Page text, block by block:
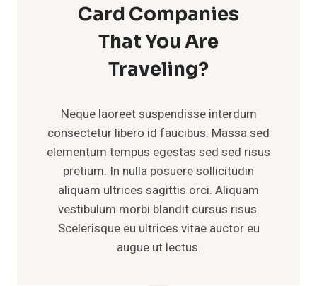
Card Companies
That You Are
Traveling?
Neque laoreet suspendisse interdum
consectetur libero id faucibus. Massa sed
elementum tempus egestas sed sed risus
pretium. In nulla posuere sollicitudin
aliquam ultrices sagittis orci. Aliquam
vestibulum morbi blandit cursus risus.
Scelerisque eu ultrices vitae auctor eu
augue ut lectus.